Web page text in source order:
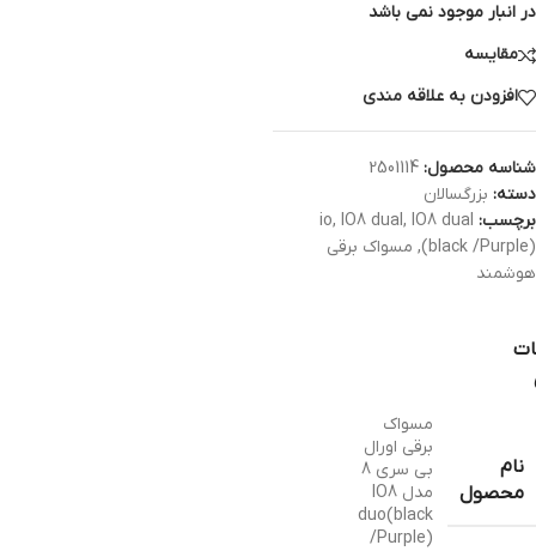
در انبار موجود نمی باشد
مقایسه
افزودن به علاقه مندی
شناسه محصول: 2501114
دسته: بزرگسالان
برچسب:
io, IO8 dual, IO8 dual
(black /Purple)
, مسواک برقی
هوشمند
نام
محصول
مسواک
برقی اورال
بی سری 8
مدل IO8
duo(black
/Purple)